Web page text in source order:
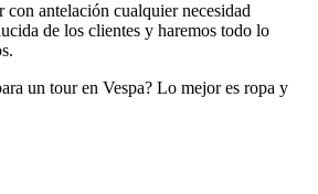
con antelación cualquier necesidad
de los clientes y haremos todo lo
un tour en Vespa? Lo mejor es ropa y